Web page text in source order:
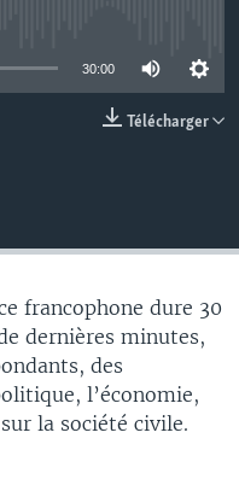
30:00
Télécharger
francophone dure 30
dernières minutes,
des
l’économie,
la société civile.